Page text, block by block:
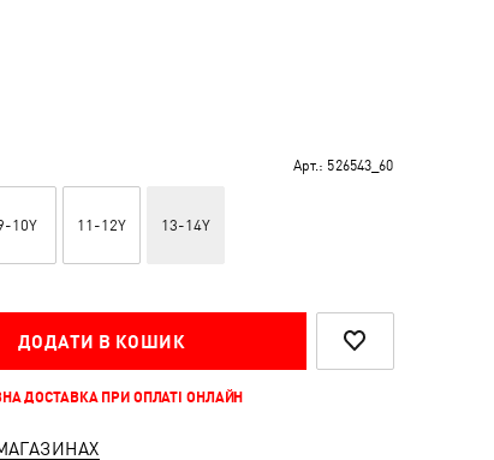
Арт.: 526543_60
10Y 11-12Y 13-14Y
ДОДАТИ В КОШИК
ДОСТАВКА ПРИ ОПЛАТІ ОНЛАЙН